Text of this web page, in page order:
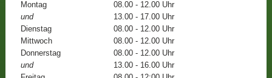
Montag
08.00 - 12.00 Uhr
und
13.00 - 17.00 Uhr
Dienstag
08.00 - 12.00 Uhr
Mittwoch
08.00 - 12.00 Uhr
Donnerstag
08.00 - 12.00 Uhr
und
13.00 - 16.00 Uhr